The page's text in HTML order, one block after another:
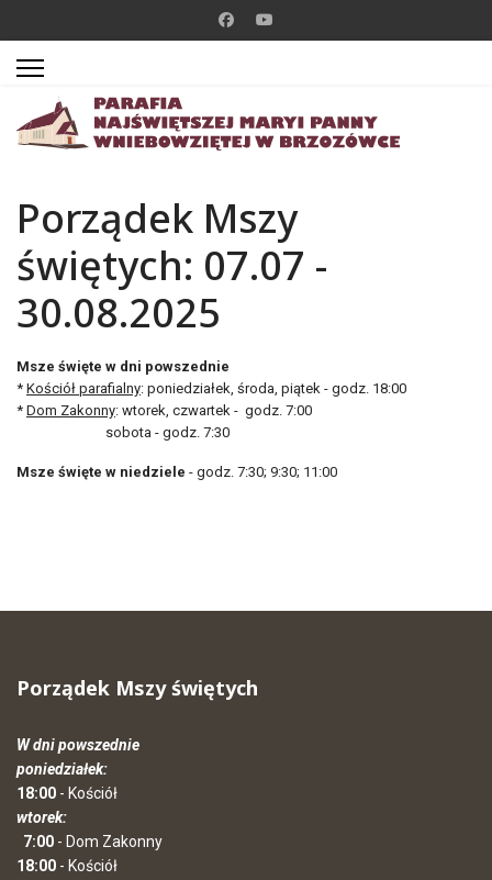
Porządek Mszy
świętych: 07.07 -
30.08.2025
Msze święte w dni powszednie
* Kościół parafialny: poniedziałek, środa, piątek - godz. 18:00
* Dom Zakonny: wtorek, czwartek - godz. 7:00
sobota - godz. 7:30
Msze święte w niedziele - godz. 7:30; 9:30; 11:00
Porządek Mszy świętych
W dni powszednie
poniedziałek:
18:00 - Kościół
wtorek:
7:00 - Dom Zakonny
18:00 - Kościół